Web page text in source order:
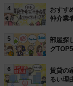
4
おすす
仲介業
5
部屋探
グ
6
賃貸の
るい理